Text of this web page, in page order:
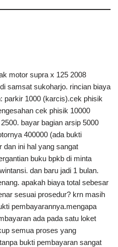
motor supra x 125 2008
samsat sukoharjo. rincian biaya
parkir 1000 (karcis).cek phisik
cek phisik 10000
bayar bagian arsip 5000
400000 (ada bukti
dan ini hal yang sangat
buku bpkb di minta
dan baru jadi 1 bulan.
apakah biaya total sebesar
sesuai prosedur? krn masih
pembayarannya.mengapa
ada pada satu loket
semua proses yang
bukti pembayaran sangat